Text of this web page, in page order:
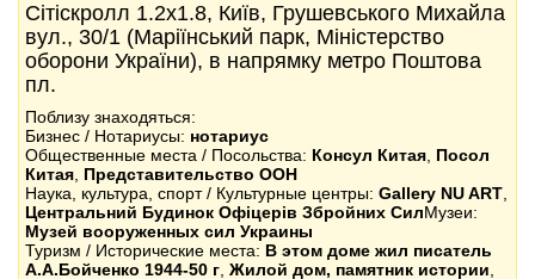
Сітіскролл 1.2x1.8, Київ, Грушевського Михайла
вул., 30/1 (Маріїнський парк, Міністерство
оборони України), в напрямку метро Поштова
пл.
Поблизу знаходяться:
Бизнес / Нотариусы: нотариус
Общественные места / Посольства: Консул Китая Посол
Китая Представительство ООН
Наука, культура, спорт / Культурные центры: Gallery NU ART
Центральний Будинок Офіцерів Збройних СилМузеи:
Музей вооруженных сил Украины
Туризм / Исторические места: В этом доме жил писатель
А.А.Бойченко 1944-50 г Жилой дом, памятник истории